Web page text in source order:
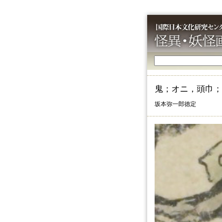
鬼；オニ，頭巾
坂本弥一郎徳定